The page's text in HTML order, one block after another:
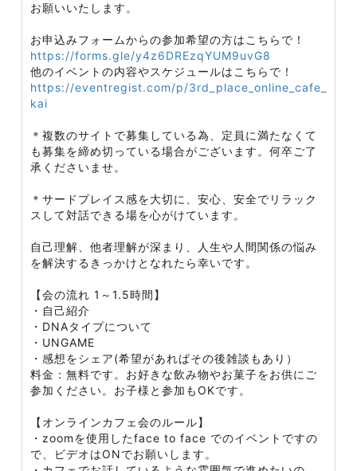
お願いいたします。
お申込みフォームからの参加希望の方はこちらで！
https://forms.gle/y4z6DREzqYUM9uvG8
他のイベントの内容やスケジュールはこちらで！
https://eventregist.com/p/3rd_place_online_cafe_
kai
＊複数のサイトで募集している為、定員に満たなくて
も募集を締め切っている場合がございます。何卒ご了
承くださいませ。
＊サードプレイス感を大切に、安心、安全でリラック
スして対話できる場を心がけています。
自己理解、他者理解が深まり、人生や人間関係の悩み
を解決するきっかけとなれたら幸いです。
【会の流れ 1～1.5時間】
・自己紹介
・DNAタイプについて
・UNGAME
・感想をシェア(希望があればその後雑談もあり）
料金：無料です。お好きな飲み物やお菓子をお供にご
参加ください。お子様と参加もOKです。
【オンラインカフェ会のルール】
・zoomを使用したface to face でのイベントですの
で、ビデオはONでお願いします。